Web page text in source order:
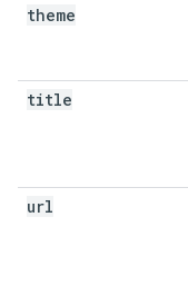
theme
title
url